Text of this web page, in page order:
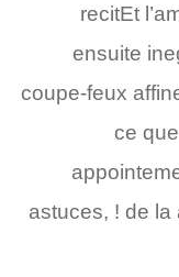
recitEt
ensuite
coupe-feux
ce
astuces, ! de la